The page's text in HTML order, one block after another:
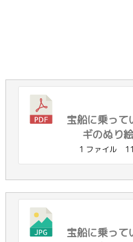
宝船に乗って
ギのぬり
1 ファイル
宝船に乗って